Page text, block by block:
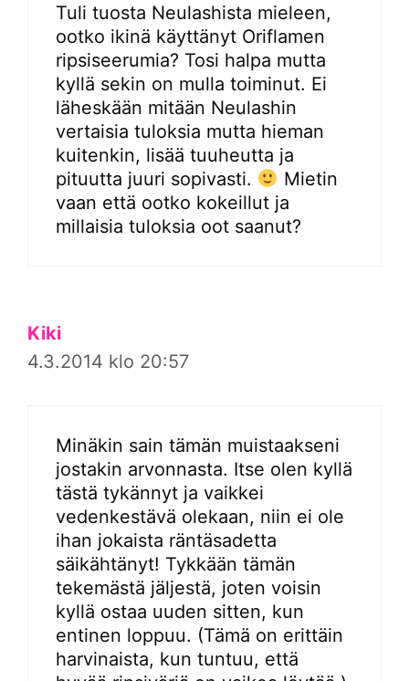
Tuli tuosta Neulashista mieleen,
ootko ikinä käyttänyt Oriflamen
ripsiseerumia? Tosi halpa mutta
kyllä sekin on mulla toiminut. Ei
läheskään mitään Neulashin
vertaisia tuloksia mutta hieman
kuitenkin, lisää tuuheutta ja
pituutta juuri sopivasti.
Mietin
vaan että ootko kokeillut ja
millaisia tuloksia oot saanut?
Kiki
4.3.2014 klo 20:57
Minäkin sain tämän muistaakseni
jostakin arvonnasta. Itse olen kyllä
tästä tykännyt ja vaikkei
vedenkestävä olekaan, niin ei ole
ihan jokaista räntäsadetta
säikähtänyt! Tykkään tämän
tekemästä jäljestä, joten voisin
kyllä ostaa uuden sitten, kun
entinen loppuu. (Tämä on erittäin
harvinaista, kun tuntuu, että